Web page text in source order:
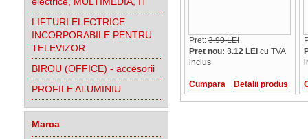
LIFTURI ELECTRICE
INCORPORABILE PENTRU
TELEVIZOR
BIROU (OFFICE) - accesorii
PROFILE ALUMINIU
Marca
Pret: 3.99 LEI
Pret nou: 3.12 LEI cu TVA
inclus
Cumpara Detalii produs